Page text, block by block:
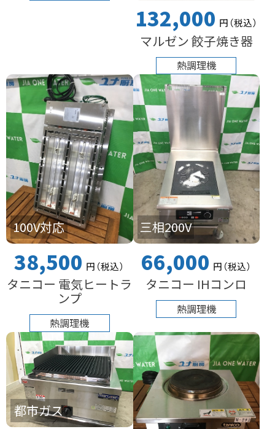
132,000 円（税込）
マルゼン 餃子焼き器
熱調理機
100V対応
38,500 円（税込）
タニコー 電気ヒートラ
ンプ
熱調理機
三相200V
66,000 円（税込）
タニコー IHコンロ
熱調理機
都市ガス